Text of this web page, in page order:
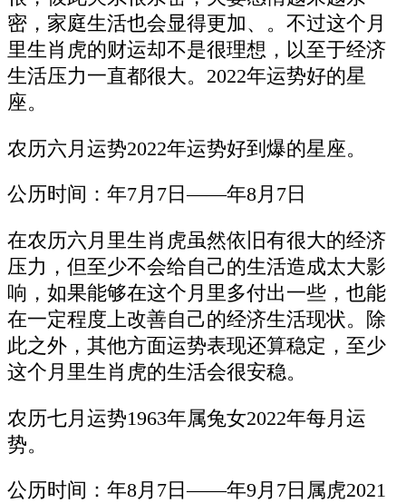
密，家庭生活也会显得更加、。不过这个月
里生肖虎的财运却不是很理想，以至于经济
生活压力一直都很大。2022年运势好的星
座。
农历六月运势2022年运势好到爆的星座。
公历时间：年7月7日——年8月7日
在农历六月里生肖虎虽然依旧有很大的经济
压力，但至少不会给自己的生活造成太大影
响，如果能够在这个月里多付出一些，也能
在一定程度上改善自己的经济生活现状。除
此之外，其他方面运势表现还算稳定，至少
这个月里生肖虎的生活会很安稳。
农历七月运势1963年属兔女2022年每月运
势。
公历时间：年8月7日——年9月7日属虎2021